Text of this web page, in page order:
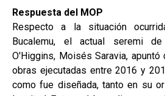
Respuesta del MOP
Respecto a la situación
Bucalemu, el actual seremi
O'Higgins, Moisés Saravia,
obras ejecutadas entre 2016 y
como fue diseñada, tanto en su